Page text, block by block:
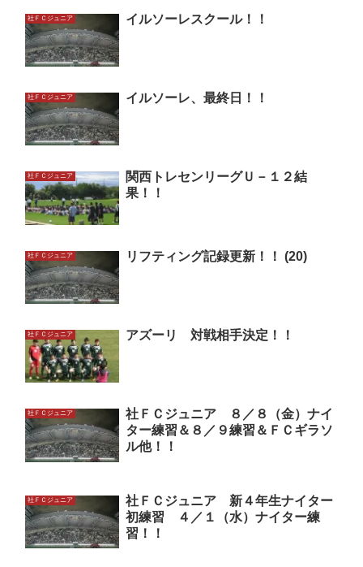
社ＦＣジュニア イルソーレスクール！！
社ＦＣジュニア イルソーレ、最終日！！
社ＦＣジュニア
関西トレセンリーグＵ－１２結
果！！
社ＦＣジュニア リフティング記録更新！！ (20)
社ＦＣジュニア アズーリ 対戦相手決定！！
社ＦＣジュニア
社ＦＣジュニア ８／８（金）ナイ
ター練習＆８／９練習＆ＦＣギラソ
ル他！！
社ＦＣジュニア
社ＦＣジュニア 新４年生ナイター
初練習 ４／１（水）ナイター練
習！！